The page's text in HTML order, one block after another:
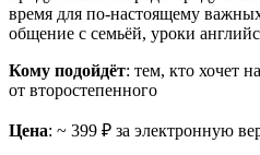
время для по-настоящему
общение с семьёй, уроки
Кому подойдёт: тем, кто хочет
от второстепенного
Цена: ~ 399 ₽ за электронную